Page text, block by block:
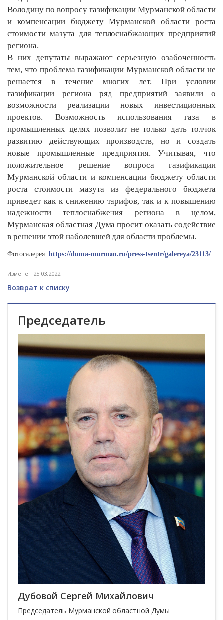
Володину по вопросу газификации Мурманской области
и компенсации бюджету Мурманской области роста
стоимости мазута для теплоснабжающих предприятий
региона.
В них депутаты выражают серьезную озабоченность
тем, что проблема газификации Мурманской области не
решается в течение многих лет. При условии
газификации региона ряд предприятий заявили о
возможности реализации новых инвестиционных
проектов. Возможность использования газа в
промышленных целях позволит не только дать толчок
развитию действующих производств, но и создать
новые промышленные предприятия. Учитывая, что
положительное решение вопроса газификации
Мурманской области и компенсации бюджету области
роста стоимости мазута из федерального бюджета
приведет как к снижению тарифов, так и к повышению
надежности теплоснабжения региона в целом,
Мурманская областная Дума просит оказать содействие
в решении этой наболевшей для области проблемы.
Фотогалерея: https://duma-murman.ru/press-tsentr/galereya/23113/
Изменен 25.03.2022
Возврат к списку
Председатель
Дубовой Сергей Михайлович
Председатель Мурманской областной Думы